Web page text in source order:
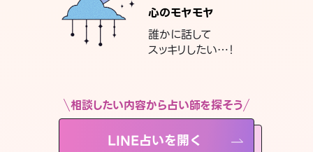
心のモヤモヤ
誰かに話して
スッキリしたい…！
相談したい内容から占い師を探そう
LINE占いを開く